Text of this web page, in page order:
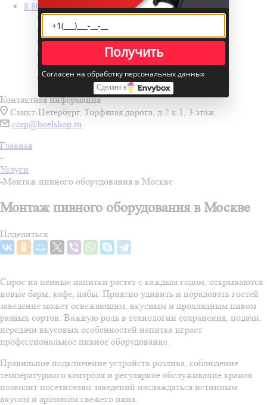
8 800 600 20 82
Назад
Телефоны
8 800 600 20 82бесплатно из РФ
+7 (812) 905 04 27
+7 931 379 90 64
Заказать звонок
Контактная информация
Санкт-Петербург, Торфяная дорога, д.2 к.1, 3 этаж
corp@boelshop.ru
Главная
-
Услуги
-Монтаж пивного оборудования в Москве
Монтаж пивного оборудования в Москве
Поделиться
Спрос на пенные напитки растет с каждым годом, открываются
новые бары, кафе, пабы. Приятно удивить и порадовать гостей
заведение может освежающим, вкусным и прохладным пивом
разных сортов. Важную роль в технологии сохранения, подачи,
передачи вкусовых особенностей напитка играет
профессиональное пивное оборудование.
Правильное подключение устройств розлива, соблюдение
температурного контроля и регулярное обслуживание кранов
позволит посетителям заведений наслаждаться истинным
вкусом и ароматом свежего пива.
Получить
Согласен на обработку персональных данных
Сделано в